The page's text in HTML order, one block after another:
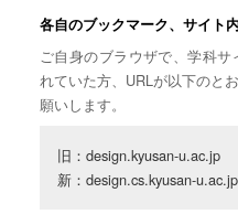
各自のブックマーク、サイト
ご自身のブラウザで、学科
れていた方、URLが以下のと
願いします。
旧：design.kyusan-u.ac.jp
新：design.cs.kyusan-u.ac.jp